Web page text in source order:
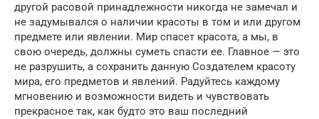
другой расовой принадлежности никогда не замечал и
не задумывался о наличии красоты в том и или другом
предмете или явлении. Мир спасет красота, а мы, в
свою очередь, должны суметь спасти ее. Главное — это
не разрушить, а сохранить данную Создателем красоту
мира, его предметов и явлений. Радуйтесь каждому
мгновению и возможности видеть и чувствовать
прекрасное так, как будто это ваш последний